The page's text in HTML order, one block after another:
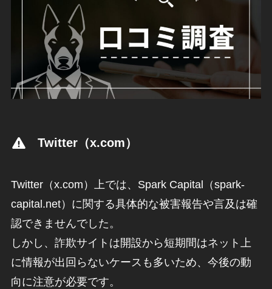
Twitter（x.com）
Twitter（x.com）上では、Spark Capital（spark-
capital.net）に関する具体的な被害報告や言及は確
認できませんでした。
しかし、詐欺サイトは開設から短期間はネット上
に情報が出回らないケースも多いため、今後の動
向に注意が必要です。